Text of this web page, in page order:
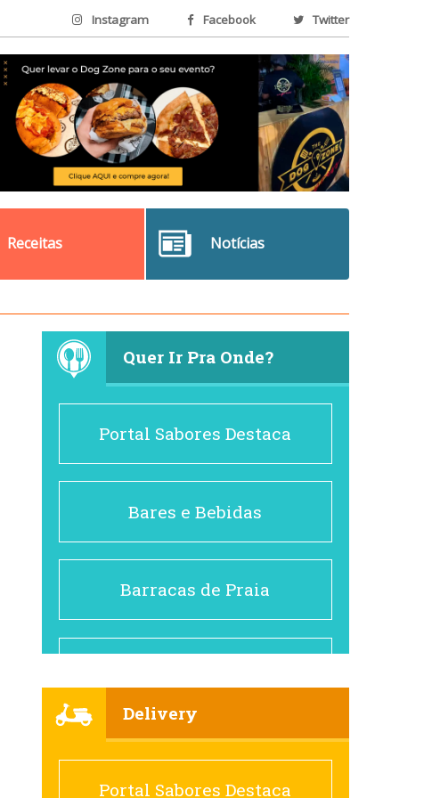
Instagram Facebook Twitter
Receitas Notícias
Quer Ir Pra Onde?
Portal Sabores Destaca
Bares e Bebidas
Barracas de Praia
Cafés
Delivery
Portal Sabores Destaca